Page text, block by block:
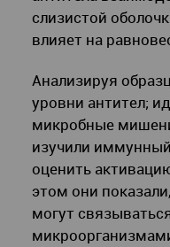
слизистой
влияет на
Анализируя
уровни антител;
микробные
изучили
оценить
этом они
могут